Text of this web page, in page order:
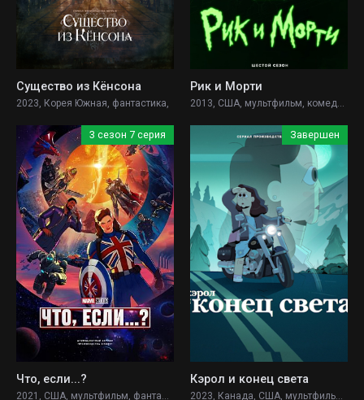
Существо из Кёнсона
2023, Корея Южная, фантастика,
Рик и Морти
2013, США, мультфильм, комедия, фантастика, приключения,
3 сезон 7 серия
Что, если...?
2021, США, мультфильм, фантастика, боевик, приключения,
Завершен
Кэрол и конец света
2023, Канада, США, мультфильм, фантастика, драма, комедия,